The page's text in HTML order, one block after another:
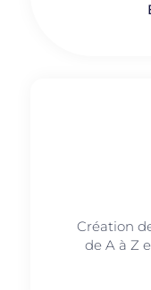
Création
de A à Z